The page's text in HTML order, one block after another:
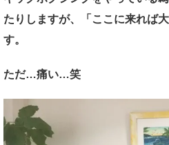
たりしますが、「ここに来れば
す。
ただ…痛い…笑